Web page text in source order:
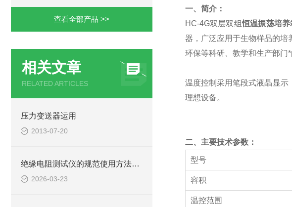
查看全部产品 >>
相关文章
RELATED ARTICLES
压力变送器运用
2013-07-20
绝缘电阻测试仪的规范使用方法详解
2026-03-23
一、简介：
HC-4G双层双组恒温振荡培养
器，广泛应用于生物样品的培
环保等科研、教学和生产部门
温度控制采用笔段式液晶显
理想设备。
二、主要技术参数：
型号
容积
温控范围